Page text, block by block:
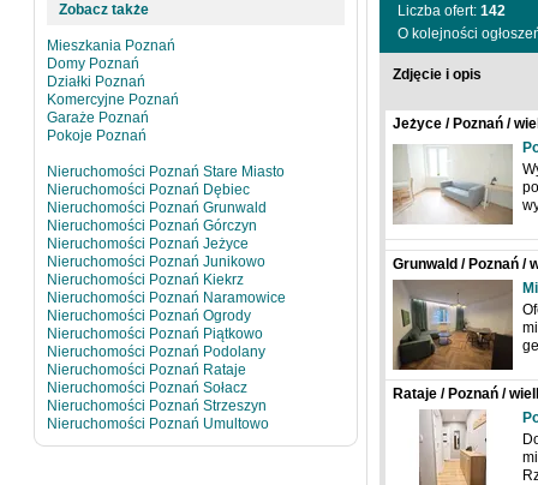
Liczba ofert: 142
O kolejności
Zdjęcie i opis
Jeżyce / Poznań /
Grunwald / Poznań /
Rataje / Poznań /
Zobacz także
Mieszkania Poznań
Domy Poznań
Działki Poznań
Komercyjne Poznań
Garaże Poznań
Pokoje Poznań
Nieruchomości Poznań Stare Miasto
Nieruchomości Poznań Dębiec
Nieruchomości Poznań Grunwald
Nieruchomości Poznań Górczyn
Nieruchomości Poznań Jeżyce
Nieruchomości Poznań Junikowo
Nieruchomości Poznań Kiekrz
Nieruchomości Poznań Naramowice
Nieruchomości Poznań Ogrody
Nieruchomości Poznań Piątkowo
Nieruchomości Poznań Podolany
Nieruchomości Poznań Rataje
Nieruchomości Poznań Sołacz
Nieruchomości Poznań Strzeszyn
Nieruchomości Poznań Umultowo